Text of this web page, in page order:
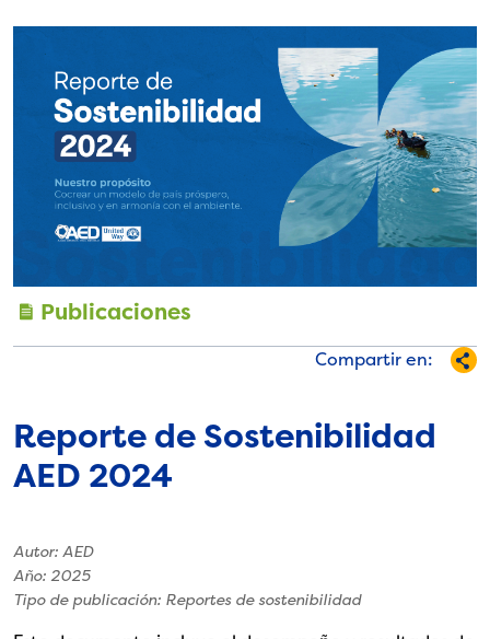
Publicaciones
Compartir en:
Reporte de Sostenibilidad
AED 2024
Autor: AED
Año: 2025
Tipo de publicación: Reportes de sostenibilidad